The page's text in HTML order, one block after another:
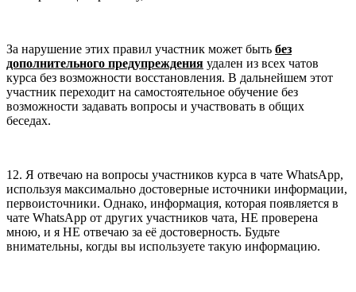
За нарушение этих правил участник может быть без
дополнительного предупреждения удален из всех чатов
курса без возможности восстановления. В дальнейшем этот
участник переходит на самостоятельное обучение без
возможности задавать вопросы и участвовать в общих
беседах.
12. Я отвечаю на вопросы участников курса в чате WhatsApp,
используя максимально достоверные источники информации,
первоисточники. Однако, информация, которая появляется в
чате WhatsApp от других участников чата, НЕ проверена
мною, и я НЕ отвечаю за её достоверность. Будьте
внимательны, когды вы используете такую информацию.